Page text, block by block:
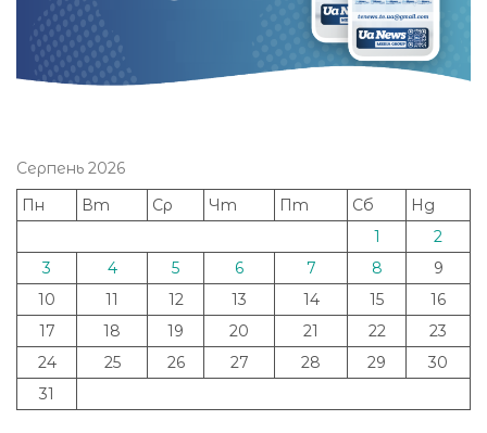
Серпень 2026
Пн
Вт Ср Чт Пт Сб
Нд
1
2
3
4 5 6 7 8
9
10
11 12 13 14 15
16
17
18 19 20 21 22
23
24
25 26 27 28 29
30
31